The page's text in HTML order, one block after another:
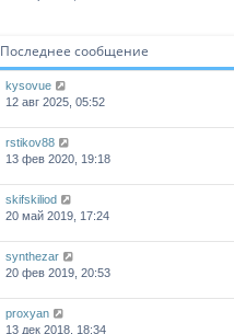
Последнее сообщение
kysovue
12 авг 2025, 05:52
rstikov88
13 фев 2020, 19:18
skifskiliod
20 май 2019, 17:24
synthezar
20 фев 2019, 20:53
proxyan
13 дек 2018, 18:34